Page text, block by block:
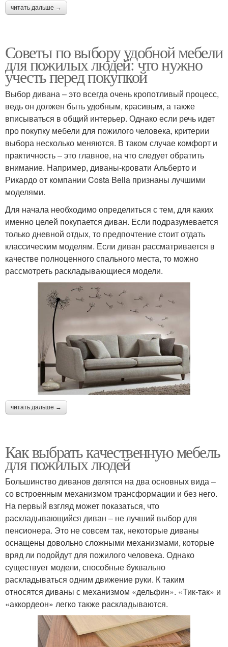
читать дальше →
Советы по выбору удобной мебели
для пожилых людей: что нужно
учесть перед покупкой
Выбор дивана – это всегда очень кропотливый процесс,
ведь он должен быть удобным, красивым, а также
вписываться в общий интерьер. Однако если речь идет
про покупку мебели для пожилого человека, критерии
выбора несколько меняются. В таком случае комфорт и
практичность – это главное, на что следует обратить
внимание. Например, диваны-кровати Альберто и
Рикардо от компании Costa Bella признаны лучшими
моделями.
Для начала необходимо определиться с тем, для каких
именно целей покупается диван. Если подразумевается
только дневной отдых, то предпочтение стоит отдать
классическим моделям. Если диван рассматривается в
качестве полноценного спального места, то можно
рассмотреть раскладывающиеся модели.
читать дальше →
Как выбрать качественную мебель
для пожилых людей
Большинство диванов делятся на два основных вида –
со встроенным механизмом трансформации и без него.
На первый взгляд может показаться, что
раскладывающийся диван – не лучший выбор для
пенсионера. Это не совсем так, некоторые диваны
оснащены довольно сложными механизмами, которые
вряд ли подойдут для пожилого человека. Однако
существует модели, способные буквально
раскладываться одним движение руки. К таким
относятся диваны с механизмом «дельфин». «Тик-так» и
«аккордеон» легко также раскладываются.